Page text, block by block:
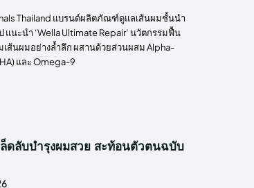
Thailand แบรนด์ผลิตภัณฑ์ดูแลเส้นผมชั้นนำ
แนะนำ ‘Wella Ultimate Repair’ นวัตกรรมฟื้น
ส้นผมอย่างล้ำลึก ผสานด้วยส่วนผสม Alpha-
และ Omega-9
ล็ดลับบำรุงผมสวย สะท้อนตัวตนฉบับ